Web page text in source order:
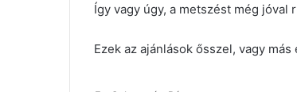
Így vagy úgy, a metszést még
Ezek az ajánlások ősszel, vagy